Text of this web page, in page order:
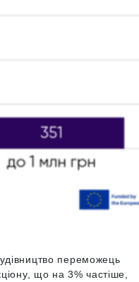
переможець
що на 3% частіше,